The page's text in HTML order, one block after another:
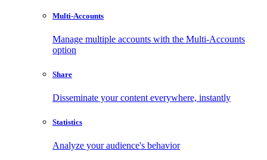
Multi-Accounts
Manage multiple accounts with the Multi-Accounts
option
Share
Disseminate your content everywhere, instantly
Statistics
Analyze your audience's behavior